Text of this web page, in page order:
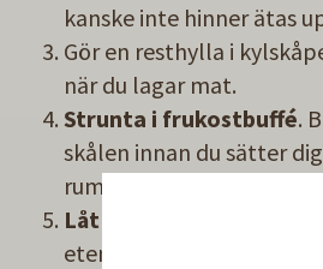
kanske inte hinner ätas
Gör en resthylla i
när du lagar mat.
Strunta i frukostbuffé.
skålen innan du sätter
rumstemperatur lika
Låt frukt och grönt
etengas som påskyndar